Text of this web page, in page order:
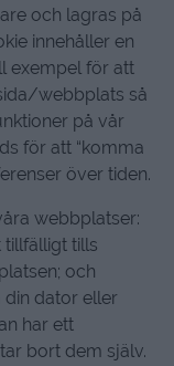
och lagras på
innehåller en
exempel för att
webbplats så
på vår
för att “komma
över tiden.
webbplatser:
tillfälligt tills
och
din dator eller
har ett
bort dem själv.